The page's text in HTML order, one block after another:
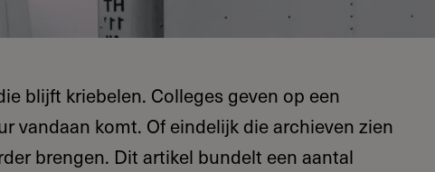
blijft kriebelen. Colleges geven op een
vandaan komt. Of eindelijk die archieven zien
brengen. Dit artikel bundelt een aantal